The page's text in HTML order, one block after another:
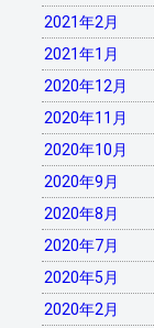
2021年2月
2021年1月
2020年12月
2020年11月
2020年10月
2020年9月
2020年8月
2020年7月
2020年5月
2020年2月